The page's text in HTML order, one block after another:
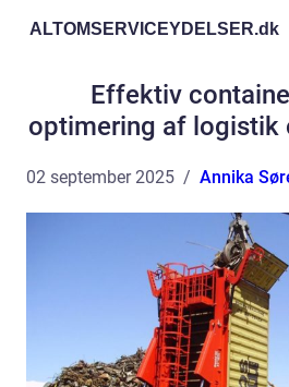
ALTOMSERVICEYDELSER.dk
Effektiv
optimering af logistik
02 september 2025 Annika